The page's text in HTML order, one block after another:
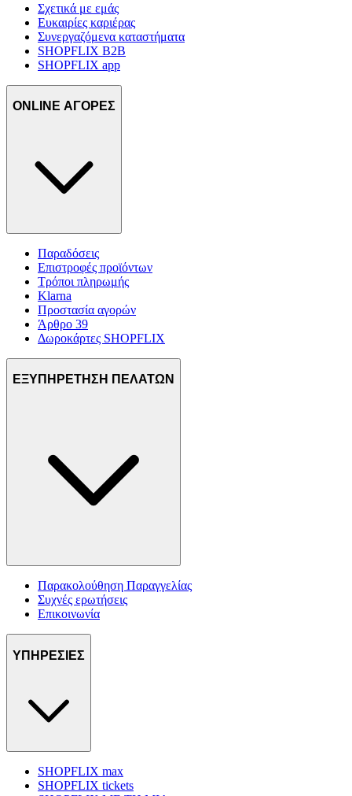
Σχετικά με εμάς
Ευκαιρίες καριέρας
Συνεργαζόμενα καταστήματα
SHOPFLIX B2B
SHOPFLIX app
ONLINE ΑΓΟΡΕΣ
Παραδόσεις
Επιστροφές προϊόντων
Τρόποι πληρωμής
Klarna
Προστασία αγορών
Άρθρο 39
Δωροκάρτες SHOPFLIX
ΕΞΥΠΗΡΕΤΗΣΗ ΠΕΛΑΤΩΝ
Παρακολούθηση Παραγγελίας
Συχνές ερωτήσεις
Επικοινωνία
ΥΠΗΡΕΣΙΕΣ
SHOPFLIX max
SHOPFLIX tickets